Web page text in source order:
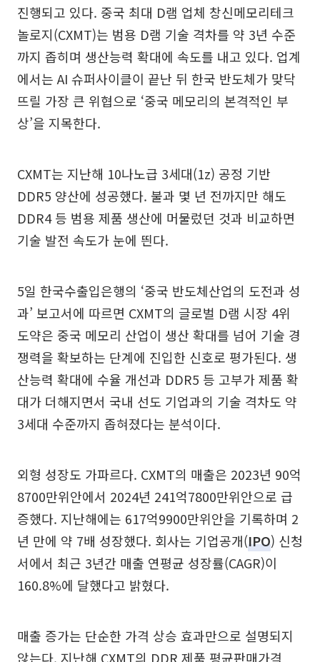
진행되고 있다. 중국 최대 D램 업체 창신메모리테크
놀로지(CXMT)는 범용 D램 기술 격차를 약 3년 수준
까지 좁히며 생산능력 확대에 속도를 내고 있다. 업계
에서는 AI 슈퍼사이클이 끝난 뒤 한국 반도체가 맞닥
뜨릴 가장 큰 위협으로 ‘중국 메모리의 본격적인 부
상’을 지목한다.
CXMT는 지난해 10나노급 3세대(1z) 공정 기반
DDR5 양산에 성공했다. 불과 몇 년 전까지만 해도
DDR4 등 범용 제품 생산에 머물렀던 것과 비교하면
기술 발전 속도가 눈에 띈다.
5일 한국수출입은행의 ‘중국 반도체산업의 도전과 성
과’ 보고서에 따르면 CXMT의 글로벌 D램 시장 4위
도약은 중국 메모리 산업이 생산 확대를 넘어 기술 경
쟁력을 확보하는 단계에 진입한 신호로 평가된다. 생
산능력 확대에 수율 개선과 DDR5 등 고부가 제품 확
대가 더해지면서 국내 선도 기업과의 기술 격차도 약
3세대 수준까지 좁혀졌다는 분석이다.
외형 성장도 가파르다. CXMT의 매출은 2023년 90억
8700만위안에서 2024년 241억7800만위안으로 급
증했다. 지난해에는 617억9900만위안을 기록하며 2
년 만에 약 7배 성장했다. 회사는 기업공개(IPO) 신청
서에서 최근 3년간 매출 연평균 성장률(CAGR)이
160.8%에 달했다고 밝혔다.
매출 증가는 단순한 가격 상승 효과만으로 설명되지
않는다. 지난해 CXMT의 DDR 제품 평균판매가격